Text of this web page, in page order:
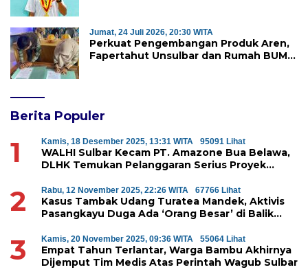
Jumat, 24 Juli 2026, 20:30 WITA
Perkuat Pengembangan Produk Aren,
Fapertahut Unsulbar dan Rumah BUMN
Berita Populer
1 Kamis, 18 Desember 2025, 13:31 WITA 95091 Lihat
WALHI Sulbar Kecam PT. Amazone Bua Belawa,
DLHK Temukan Pelanggaran Serius Proyek
2 Rabu, 12 November 2025, 22:26 WITA 67766 Lihat
Kasus Tambak Udang Turatea Mandek, Aktivis
Pasangkayu Duga Ada ‘Orang Besar’ di Balik
3 Kamis, 20 November 2025, 09:36 WITA 55064 Lihat
Empat Tahun Terlantar, Warga Bambu Akhirnya
Dijemput Tim Medis Atas Perintah Wagub Sulbar